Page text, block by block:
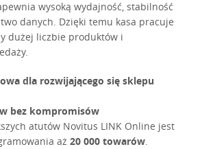
wysoką wydajność, stabilność
danych. Dzięki temu kasa pracuje
dużej liczbie produktów i
dla rozwijającego się sklepu
bez kompromisów
atutów Novitus LINK Online jest
aż 20 000 towarów.